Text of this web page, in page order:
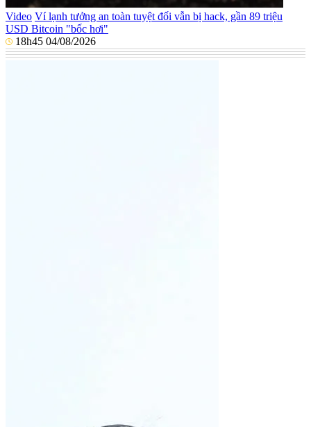
Video Ví lạnh tưởng an toàn tuyệt đối vẫn bị hack, gần 89 triệu
USD Bitcoin "bốc hơi"
18h45 04/08/2026